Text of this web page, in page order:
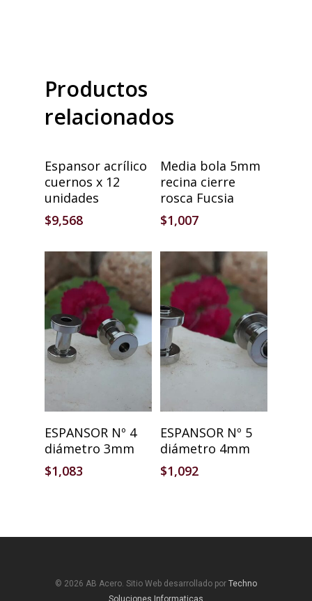
Productos
relacionados
Añadir Al Carrito
Espansor acrílico
cuernos x 12
unidades
$9,568
Añadir Al Carrito
Media bola 5mm
recina cierre
rosca Fucsia
$1,007
ESPANSOR Nº 4
diámetro 3mm
$1,083
ESPANSOR Nº 5
diámetro 4mm
$1,092
© 2026 AB Acero. Sitio Web desarrollado por Techno
Soluciones Informaticas